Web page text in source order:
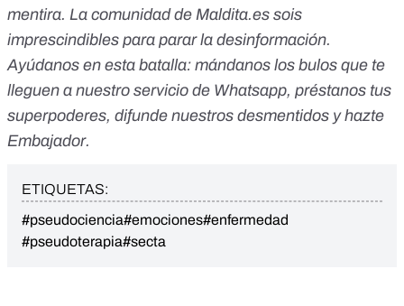
mentira. La comunidad de Maldita.es sois
imprescindibles para parar la desinformación.
Ayúdanos en esta batalla: mándanos los bulos que te
lleguen a nuestro servicio de Whatsapp, préstanos tus
superpoderes, difunde nuestros desmentidos yhazte
Embajador.
ETIQUETAS:
#pseudociencia#emociones#enfermedad
#pseudoterapia#secta